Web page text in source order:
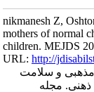
nikmanesh Z,
mothers of normal
children. MEJDS
URL:http://
و سلامت
مجله